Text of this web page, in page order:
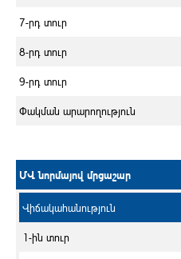
7-րդ տուր
8-րդ տուր
9-րդ տուր
Փակման արարողություն
ՄՎ նորմայով մրցաշար
Վիճակահանություն
1-ին տուր